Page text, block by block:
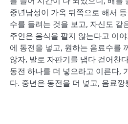
중년남성이 가옥 뒤쪽으로 해서
수를 들려는 것을 보고, 자신도 같
주인은 음식을 팔지 않는다고 이
에 동전을 넣고, 원하는 음료수를
않자, 발로 자판기를 냅다 걷어찬
동전 하나를 더 넣으라고 이른다,
다. 중년은 동전을 더 넣고, 음료